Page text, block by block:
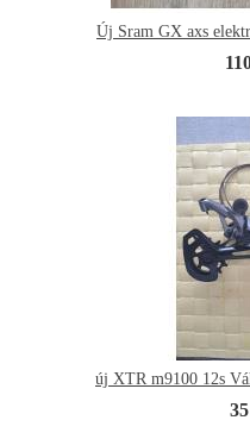
Új Sram GX axs
új XTR m9100 12s